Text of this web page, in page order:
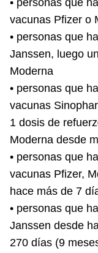
vacunas Pfizer o
• personas que
Janssen, luego
Moderna
• personas que
vacunas
1 dosis de
Moderna desde
• personas que
vacunas Pfizer,
hace más de 7
• personas que
Janssen desde
270 días (9